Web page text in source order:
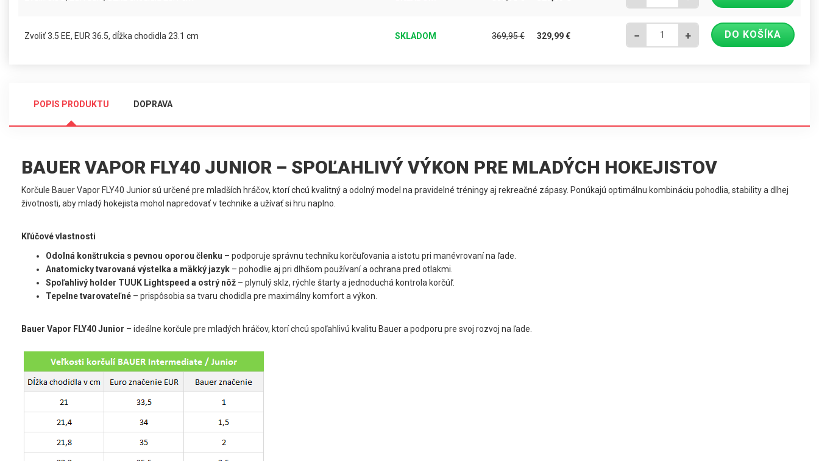
Zvoliť 3.5 EE, EUR 36.5, dĺžka chodidla 23.1 cm SKLADOM 369,95€ 329,99€ − + DO KOŠÍKA
POPIS PRODUKTU DOPRAVA
BAUER VAPOR FLY40 JUNIOR – SPOĽAHLIVÝ VÝKON PRE MLADÝCH HOKEJISTOV
Korčule Bauer Vapor FLY40 Junior sú určené pre mladších hráčov, ktorí chcú kvalitný a odolný model na pravidelné tréningy aj rekreačné zápasy. Ponúkajú optimálnu kombináciu pohodlia, stability a dlhej
životnosti, aby mladý hokejista mohol napredovať v technike a užívať si hru naplno.
Kľúčové vlastnosti
Odolná konštrukcia s pevnou oporou členku – podporuje správnu techniku korčuľovania a istotu pri manévrovaní na ľade.
Anatomicky tvarovaná výstelka a mäkký jazyk – pohodlie aj pri dlhšom používaní a ochrana pred otlakmi.
Spoľahlivý holder TUUK Lightspeed a ostrý nôž – plynulý sklz, rýchle štarty a jednoduchá kontrola korčúľ.
Tepelne tvarovateľné – prispôsobia sa tvaru chodidla pre maximálny komfort a výkon.
Bauer Vapor FLY40 Junior – ideálne korčule pre mladých hráčov, ktorí chcú spoľahlivú kvalitu Bauer a podporu pre svoj rozvoj na ľade.